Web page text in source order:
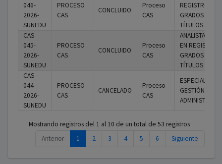
046-
2026-
SUNEDU
PROCESO
CAS
CONCLUIDO
Proceso
CAS
REGISTRO DE
GRADOS Y
TÍTULOS
CAS
045-
2026-
SUNEDU
PROCESO
CAS
CONCLUIDO
Proceso
CAS
ANALISTA II
EN REGISTRO
GRADOS Y
TÍTULOS
CAS
044-
2026-
SUNEDU
PROCESO
CAS
CANCELADO
Proceso
CAS
ESPECIALISTA
GESTIÓN
Mostrando registros del 1 al 10 de un total de 53 registros
Anterior
1 2 3 4 5 6 Siguiente